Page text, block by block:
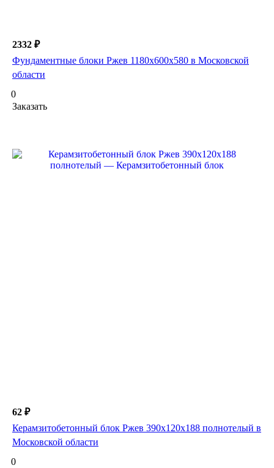
2332 ₽
Фундаментные блоки Ржев 1180х600х580 в Московской
области
0
Заказать
62 ₽
Керамзитобетонный блок Ржев 390х120х188 полнотелый в
Московской области
0